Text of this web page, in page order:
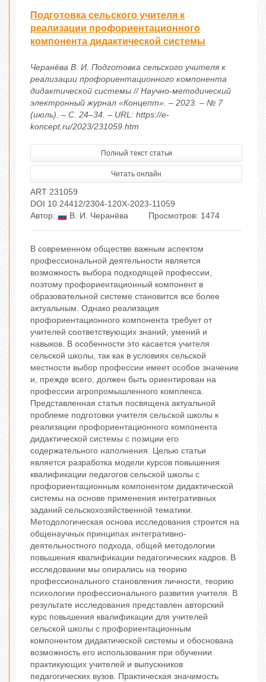
Подготовка сельского учителя к
реализации профориентационного
компонента дидактической системы
Черанёва В. И. Подготовка сельского учителя к
реализации профориентационного компонента
дидактической системы // Научно-методический
электронный журнал «Концепт». – 2023. – № 7
(июль). – С. 24–34. – URL: https://e-
koncept.ru/2023/231059.htm
Полный текст статьи
Читать онлайн
ART 231059
DOI 10.24412/2304-120X-2023-11059
Автор:
В. И. Черанёва Просмотров: 1474
В современном обществе важным аспектом
профессиональной деятельности является
возможность выбора подходящей профессии,
поэтому профориентационный компонент в
образовательной системе становится все более
актуальным. Однако реализация
профориентационного компонента требует от
учителей соответствующих знаний, умений и
навыков. В особенности это касается учителя
сельской школы, так как в условиях сельской
местности выбор профессии имеет особое значение
и, прежде всего, должен быть ориентирован на
профессии агропромышленного комплекса.
Представленная статья посвящена актуальной
проблеме подготовки учителя сельской школы к
реализации профориентационного компонента
дидактической системы с позиции его
содержательного наполнения. Целью статьи
является разработка модели курсов повышения
квалификации педагогов сельской школы с
профориентационным компонентом дидактической
системы на основе применения интегративных
заданий сельскохозяйственной тематики.
Методологическая основа исследования строится на
общенаучных принципах интегративно-
деятельностного подхода, общей методологии
повышения квалификации педагогических кадров. В
исследовании мы опирались на теорию
профессионального становления личности, теорию
психологии профессионального развития учителя. В
результате исследования представлен авторский
курс повышения квалификации для учителей
сельской школы с профориентационным
компонентом дидактической системы и обоснована
возможность его использования при обучении
практикующих учителей и выпускников
педагогических вузов. Практическая значимость